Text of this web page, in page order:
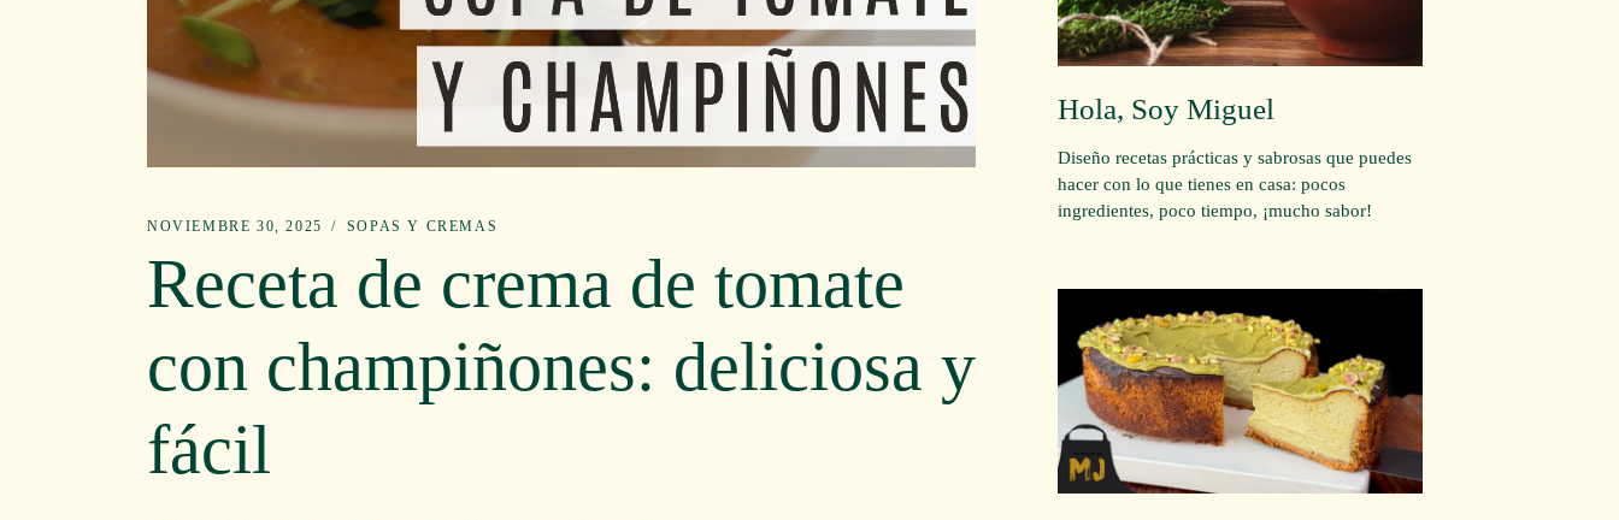
NOVIEMBRE 30, 2025 SOPAS Y CREMAS
Receta de crema de tomate
con champiñones: deliciosa y
fácil
Hola, Soy Miguel
Diseño recetas prácticas y sabrosas que puedes
hacer con lo que tienes en casa: pocos
ingredientes, poco tiempo, ¡mucho sabor!